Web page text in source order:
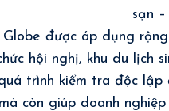
sạn
Globe được áp dụng
hội nghị, khu du lịch
trình kiểm tra độc lập
còn giúp doanh